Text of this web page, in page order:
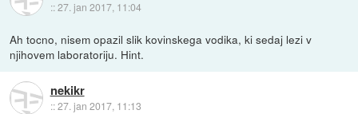
::27. jan 2017, 11:04
Ah tocno, nisem opazil slik kovinskega vodika, ki sedaj lezi v
njihovem laboratoriju. Hint.
nekikr
::27. jan 2017, 11:13